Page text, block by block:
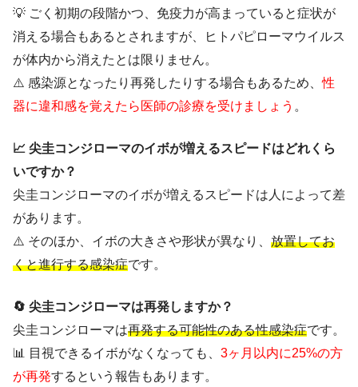
💡 ごく初期の段階かつ、免疫力が高まっていると症状が
消える場合もあるとされますが、ヒトパピローマウイルス
が体内から消えたとは限りません。
⚠️ 感染源となったり再発したりする場合もあるため、性
器に違和感を覚えたら医師の診療を受けましょう 。
📈 尖圭コンジローマのイボが増えるスピードはどれくら
いですか？
尖圭コンジローマのイボが増えるスピードは人によって差
があります。
⚠️ そのほか、イボの大きさや形状が異なり、 放置してお
くと進行する感染症です。
🔄 尖圭コンジローマは再発しますか？
尖圭コンジローマは再発する可能性のある性感染症です。
📊 目視できるイボがなくなっても、 3ヶ月以内に25%の方
が再発するという報告もあります。